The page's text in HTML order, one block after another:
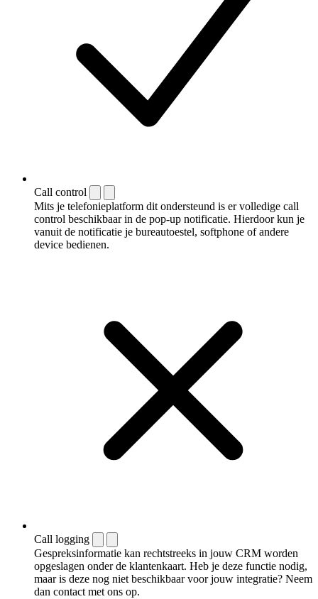
Call control
Mits je telefonieplatform dit ondersteund is er volledige call
control beschikbaar in de pop-up notificatie. Hierdoor kun je
vanuit de notificatie je bureautoestel, softphone of andere
device bedienen.
Call logging
Gespreksinformatie kan rechtstreeks in jouw CRM worden
opgeslagen onder de klantenkaart. Heb je deze functie nodig,
maar is deze nog niet beschikbaar voor jouw integratie? Neem
dan contact met ons op.